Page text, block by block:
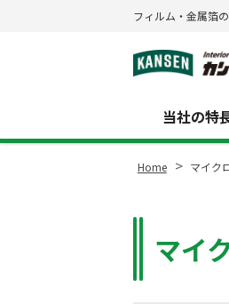
フィルム・金属箔
当社の特
Home > マイク
マイ